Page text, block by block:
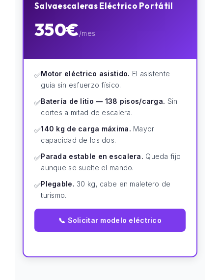
Salvaescaleras Eléctrico Portátil
350€/mes
✅Motor eléctrico asistido. El asistente
guía sin esfuerzo físico.
✅Batería de litio — 138 pisos/carga. Sin
cortes a mitad de escalera.
✅140 kg de carga máxima. Mayor
capacidad de los dos.
✅Parada estable en escalera. Queda fijo
aunque se suelte el mando.
✅Plegable. 30 kg, cabe en maletero de
turismo.
📞 Solicitar modelo eléctrico